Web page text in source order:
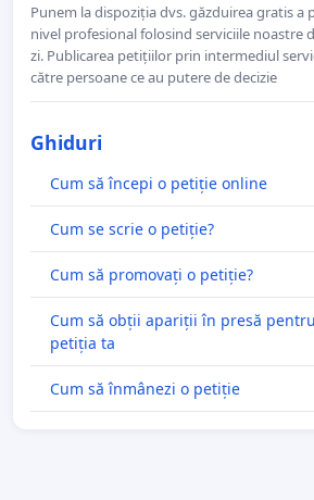
Punem la dispoziția dvs. găzduirea gratis
nivel profesional folosind serviciile noastre
zi. Publicarea petițiilor prin intermediul
către persoane ce au putere de decizie
Ghiduri
Cum să începi o petiție online
Cum se scrie o petiție?
Cum să promovați o petiție?
Cum să obții apariții în presă pentru
petiția ta
Cum să înmânezi o petiție